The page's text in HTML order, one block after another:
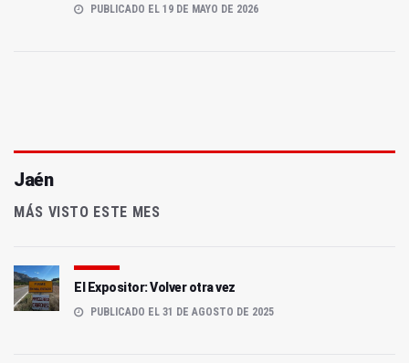
PUBLICADO EL 19 DE MAYO DE 2026
Jaén
MÁS VISTO ESTE MES
El Expositor: Volver otra vez
PUBLICADO EL 31 DE AGOSTO DE 2025